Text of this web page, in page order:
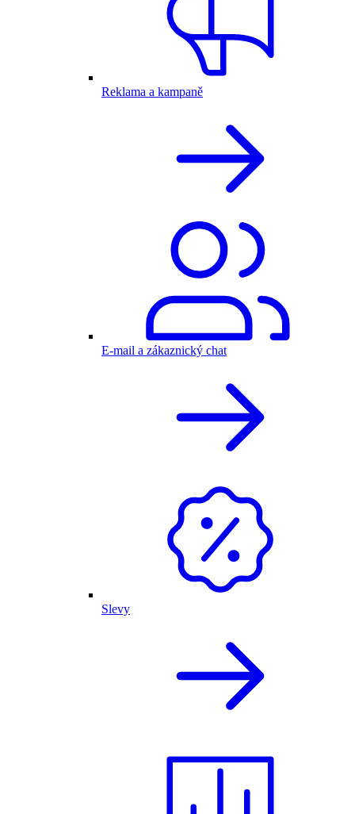
Reklama a kampaně
E-mail a zákaznický chat
Slevy